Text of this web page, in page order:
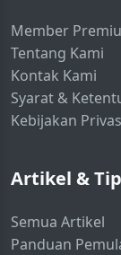
Member
Tentang Kami
Kontak Kami
Syarat &
Kebijakan
Artikel &
Semua Artikel
Panduan